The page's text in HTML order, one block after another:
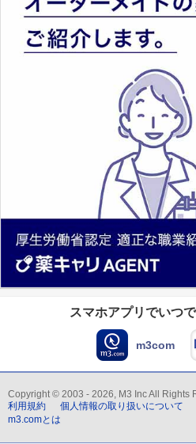
スマホアプリでいつ
m3com
Copyright © 2003 - 2026, M3 Inc All Rights
利用規約
個人情報の取り扱いについて
m3.comとは